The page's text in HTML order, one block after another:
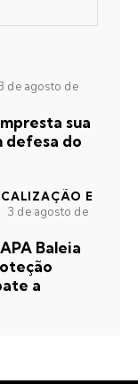
de agosto de
sua
defesa do
E
3 de agosto de
Baleia
a